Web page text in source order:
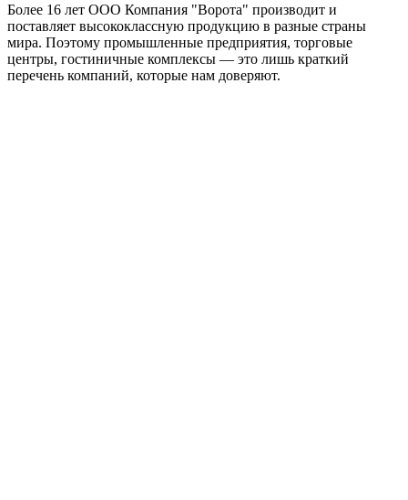
Более 16 лет ООО Компания "Ворота" производит и
поставляет высококлассную продукцию в разные страны
мира. Поэтому промышленные предприятия, торговые
центры, гостиничные комплексы — это лишь краткий
перечень компаний, которые нам доверяют.